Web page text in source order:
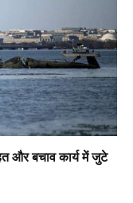
और बचाव कार्य में जुटे